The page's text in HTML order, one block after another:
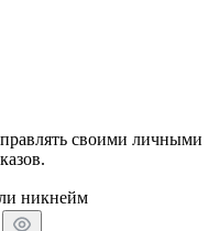
своими личными
никнейм